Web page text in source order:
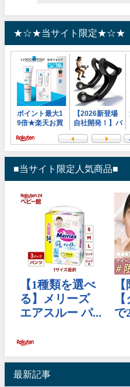
★☆★当サイト限定★☆★
■当サイト限定人気商品■
最新記事